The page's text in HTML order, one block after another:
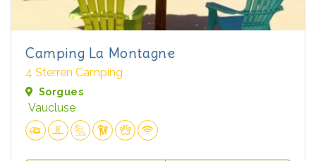
Camping La Montagne
4 Sterren Camping
Sorgues
Vaucluse